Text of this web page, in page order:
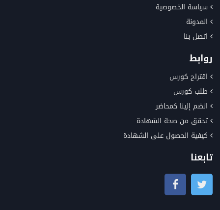
سياسة الخصوصية
المدونة
اتصل بنا
روابط
اقتراح كورس
طلب كورس
انضم إلينا كمحاضر
تحقق من صحة الشهادة
كيفية الحصول على الشهادة
تابعنا